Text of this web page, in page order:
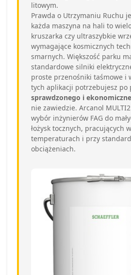
litowym.
Prawda o Utrzymaniu Ruchu
każda maszyna na hali to
kruszarka czy ultraszybkie
wymagające kosmicznych
smarnych. Większość parku
standardowe silniki
proste przenośniki taśmowe i
tych aplikacji potrzebujesz po
sprawdzonego i
nie zawiedzie. Arcanol
wybór inżynierów FAG do
łożysk tocznych, pracujących
temperaturach i przy
obciążeniach.